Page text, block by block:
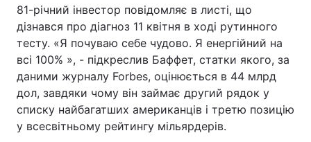
81-річний інвестор повідомляє в листі, що
дізнався про діагноз 11 квітня в ході рутинного
тесту. «Я почуваю себе чудово. Я енергійний на
всі 100% », - підкреслив Баффет, статки якого, за
даними журналу Forbes, оцінюється в 44 млрд
дол, завдяки чому він займає другий рядок у
списку найбагатших американців і третю позицію
у всесвітньому рейтингу мільярдерів.